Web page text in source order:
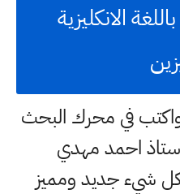
الانكليزية
واكتب في محرك البحث
احمد مهدي
شيء جديد ومميز